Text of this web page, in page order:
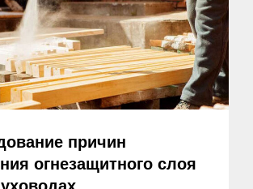
причин
огнезащитного слоя